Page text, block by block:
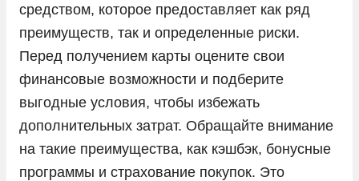
средством, которое предоставляет как ряд
преимуществ, так и определенные риски.
Перед получением карты оцените свои
финансовые возможности и подберите
выгодные условия, чтобы избежать
дополнительных затрат. Обращайте внимание
на такие преимущества, как кэшбэк, бонусные
программы и страхование покупок. Это